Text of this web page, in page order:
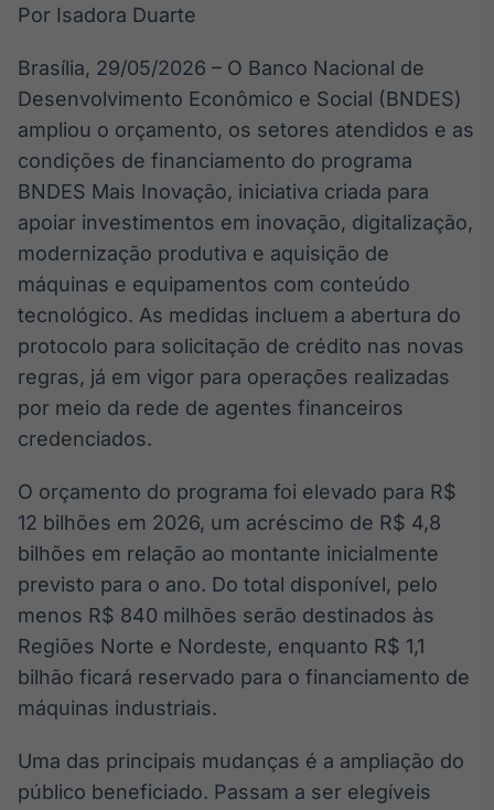
no Brasil
Broadcast
White Label
Plataforma para
conteúdos
personalizados
Soluções de Dados
e Conteúdos
Broadcast
OTC
Plataforma para
negociação de
ativos
Datafeed
APIs para
integração de
conteúdos e
dados
Broadcast
Ticker
Por Isadora Duarte
Brasília, 29/05/2026 – O Banco Nacional de
Desenvolvimento Econômico e Social (BNDES)
ampliou o orçamento, os setores atendidos e as
condições de financiamento do programa
BNDES Mais Inovação, iniciativa criada para
apoiar investimentos em inovação, digitalização,
modernização produtiva e aquisição de
máquinas e equipamentos com conteúdo
tecnológico. As medidas incluem a abertura do
protocolo para solicitação de crédito nas novas
regras, já em vigor para operações realizadas
por meio da rede de agentes financeiros
credenciados.
O orçamento do programa foi elevado para R$
12 bilhões em 2026, um acréscimo de R$ 4,8
bilhões em relação ao montante inicialmente
previsto para o ano. Do total disponível, pelo
menos R$ 840 milhões serão destinados às
Regiões Norte e Nordeste, enquanto R$ 1,1
bilhão ficará reservado para o financiamento de
máquinas industriais.
Uma das principais mudanças é a ampliação do
público beneficiado. Passam a ser elegíveis